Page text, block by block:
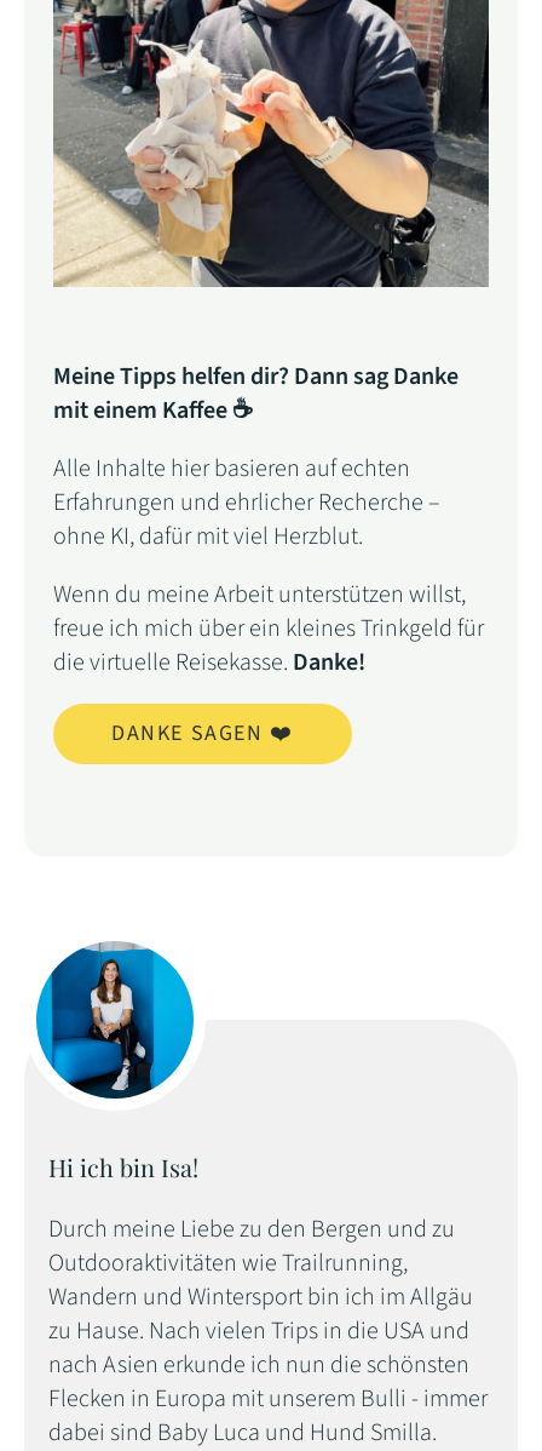
Meine Tipps helfen dir? Dann sag Danke
mit einem Kaffee ☕
Alle Inhalte hier basieren auf echten
Erfahrungen und ehrlicher Recherche –
ohne KI, dafür mit viel Herzblut.
Wenn du meine Arbeit unterstützen willst,
freue ich mich über ein kleines Trinkgeld für
die virtuelle Reisekasse. Danke!
DANKE SAGEN ❤️
Hi ich bin Isa!
Durch meine Liebe zu den Bergen und zu
Outdooraktivitäten wie Trailrunning,
Wandern und Wintersport bin ich im Allgäu
zu Hause. Nach vielen Trips in die USA und
nach Asien erkunde ich nun die schönsten
Flecken in Europa mit unserem Bulli - immer
dabei sind Baby Luca und Hund Smilla.